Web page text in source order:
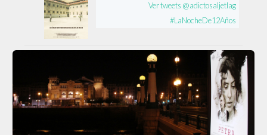
Ver tweets @adictosaljetlag
#LaNocheDe12Años